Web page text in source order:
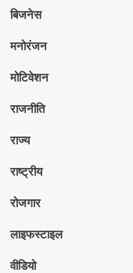
बिजनेस
मनोरंजन
मोटिवेशन
राजनीति
राज्य
राष्ट्रीय
रोजगार
लाइफस्टाइल
वीडियो